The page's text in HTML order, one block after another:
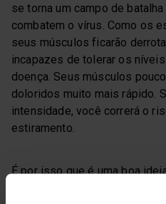
se torna um campo de
combatem o vírus. Como os
seus músculos ficarão
incapazes de tolerar os
doença. Seus músculos
doloridos muito mais rápido.
intensidade, você correrá o
estiramento.
É por isso que é uma boa